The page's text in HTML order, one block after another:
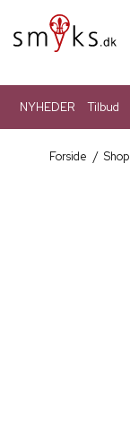
NYHEDER Tilbud
Forside / Shop